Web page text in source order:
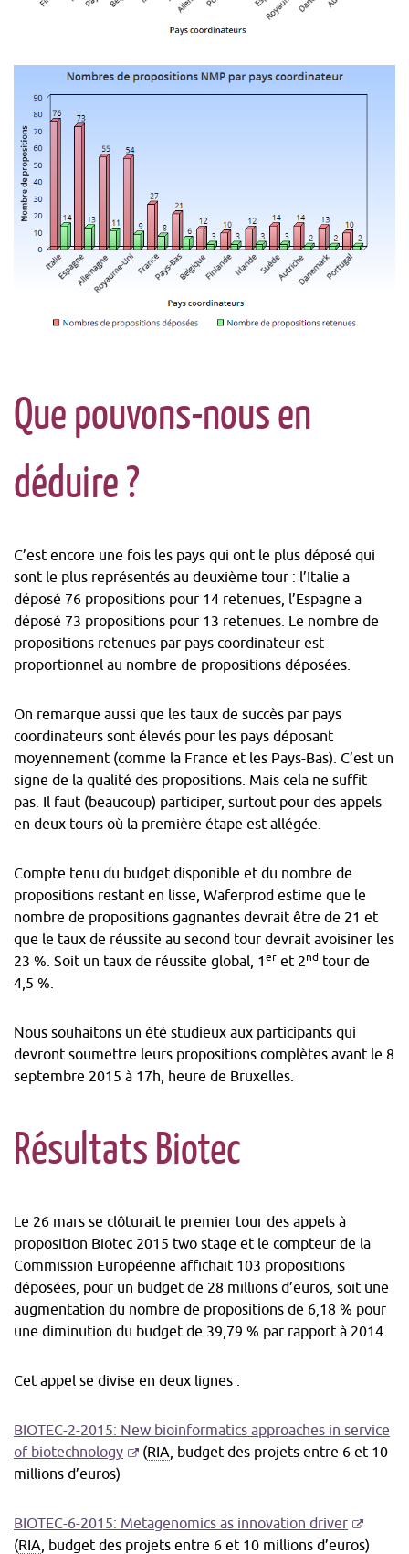
Que pouvons-nous en
déduire ?
C’est encore une fois les pays qui ont le plus déposé qui
sont le plus représentés au deuxième tour : l’Italie a
déposé 76 propositions pour 14 retenues, l’Espagne a
déposé 73 propositions pour 13 retenues. Le nombre de
propositions retenues par pays coordinateur est
proportionnel au nombre de propositions déposées.
On remarque aussi que les taux de succès par pays
coordinateurs sont élevés pour les pays déposant
moyennement (comme la France et les Pays-Bas). C’est un
signe de la qualité des propositions. Mais cela ne suffit
pas. Il faut (beaucoup) participer, surtout pour des appels
en deux tours où la première étape est allégée.
Compte tenu du budget disponible et du nombre de
propositions restant en lisse, Waferprod estime que le
nombre de propositions gagnantes devrait être de 21 et
que le taux de réussite au second tour devrait avoisiner les
23 %. Soit un taux de réussite global, 1 er et 2nd tour de
4,5 %.
Nous souhaitons un été studieux aux participants qui
devront soumettre leurs propositions complètes avant le 8
septembre 2015 à 17h, heure de Bruxelles.
Résultats Biotec
Le 26 mars se clôturait le premier tour des appels à
proposition Biotec 2015 two stage et le compteur de la
Commission Européenne affichait 103 propositions
déposées, pour un budget de 28 millions d’euros, soit une
augmentation du nombre de propositions de 6,18 % pour
une diminution du budget de 39,79 % par rapport à 2014.
Cet appel se divise en deux lignes :
BIOTEC-2-2015: New bioinformatics approaches in service
of biotechnology-
une
nouvelle
(RIA , budget des projets entre 6 et 10
millions d’euros)
BIOTEC-6-2015: Metagenomics as innovation driver-
S'ouvre
(RIA , budget des projets entre 6 et 10 millions d’euros)